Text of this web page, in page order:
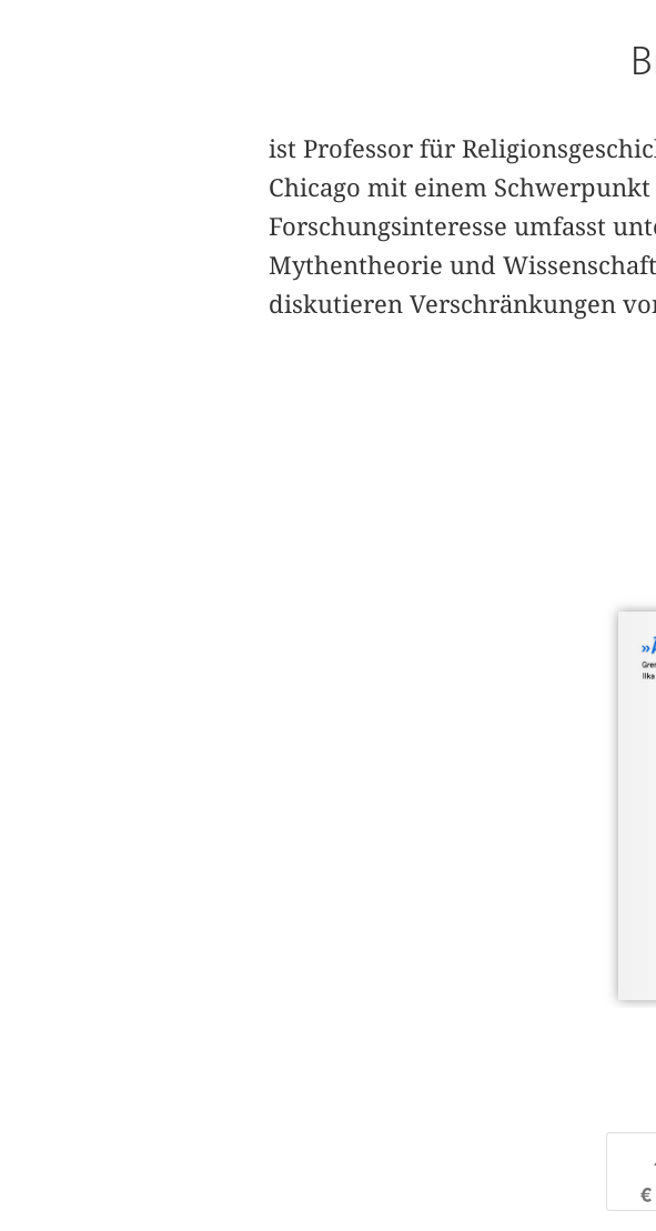
ist Professor für
Chicago mit einem
Forschungsinteresse umfasst
Mythentheorie und
diskutieren Verschränkungen